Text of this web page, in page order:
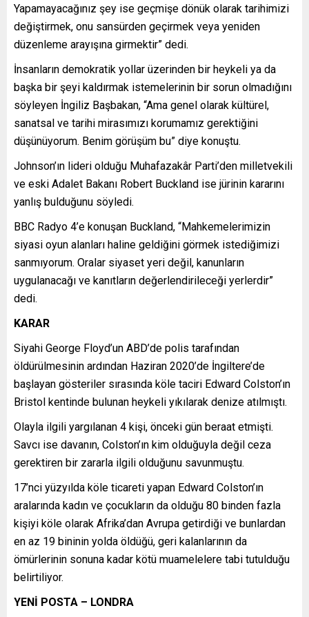
Yapamayacağınız şey ise geçmişe dönük olarak tarihimizi
değiştirmek, onu sansürden geçirmek veya yeniden
düzenleme arayışına girmektir” dedi.
İnsanların demokratik yollar üzerinden bir heykeli ya da
başka bir şeyi kaldırmak istemelerinin bir sorun olmadığını
söyleyen İngiliz Başbakan, “Ama genel olarak kültürel,
sanatsal ve tarihi mirasımızı korumamız gerektiğini
düşünüyorum. Benim görüşüm bu” diye konuştu.
Johnson’ın lideri olduğu Muhafazakâr Parti’den milletvekili
ve eski Adalet Bakanı Robert Buckland ise jürinin kararını
yanlış bulduğunu söyledi.
BBC Radyo 4’e konuşan Buckland, “Mahkemelerimizin
siyasi oyun alanları haline geldiğini görmek istediğimizi
sanmıyorum. Oralar siyaset yeri değil, kanunların
uygulanacağı ve kanıtların değerlendirileceği yerlerdir”
dedi.
KARAR
Siyahi George Floyd’un ABD’de polis tarafından
öldürülmesinin ardından Haziran 2020’de İngiltere’de
başlayan gösteriler sırasında köle taciri Edward Colston’ın
Bristol kentinde bulunan heykeli yıkılarak denize atılmıştı.
Olayla ilgili yargılanan 4 kişi, önceki gün beraat etmişti.
Savcı ise davanın, Colston’ın kim olduğuyla değil ceza
gerektiren bir zararla ilgili olduğunu savunmuştu.
17’nci yüzyılda köle ticareti yapan Edward Colston’ın
aralarında kadın ve çocukların da olduğu 80 binden fazla
kişiyi köle olarak Afrika’dan Avrupa getirdiği ve bunlardan
en az 19 bininin yolda öldüğü, geri kalanlarının da
ömürlerinin sonuna kadar kötü muamelelere tabi tutulduğu
belirtiliyor.
YENİ POSTA – LONDRA